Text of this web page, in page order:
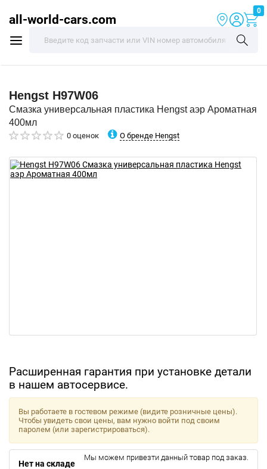
all-world-cars.com
0
Hengst H97W06
Смазка универсальная пластика Hengst аэр Ароматная
400мл
0 оценок О бренде Hengst
Расширенная гарантия при установке детали
в нашем автосервисе.
Вы работаете в гостевом режиме (видите розничные цены).
Чтобы увидеть свои цены, вам нужно войти под своим
паролем (или зарегистрироваться).
Нет на складе
Мы можем привезти данный товар под заказ.